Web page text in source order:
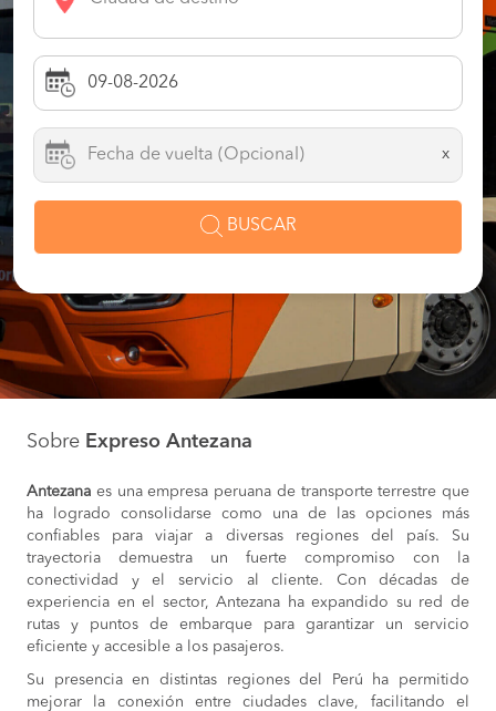
x
BUSCAR
Sobre Expreso Antezana
Antezana es una empresa peruana de transporte terrestre que
ha logrado consolidarse como una de las opciones más
confiables para viajar a diversas regiones del país. Su
trayectoria demuestra un fuerte compromiso con la
conectividad y el servicio al cliente. Con décadas de
experiencia en el sector, Antezana ha expandido su red de
rutas y puntos de embarque para garantizar un servicio
eficiente y accesible a los pasajeros.
Su presencia en distintas regiones del Perú ha permitido
mejorar la conexión entre ciudades clave, facilitando el